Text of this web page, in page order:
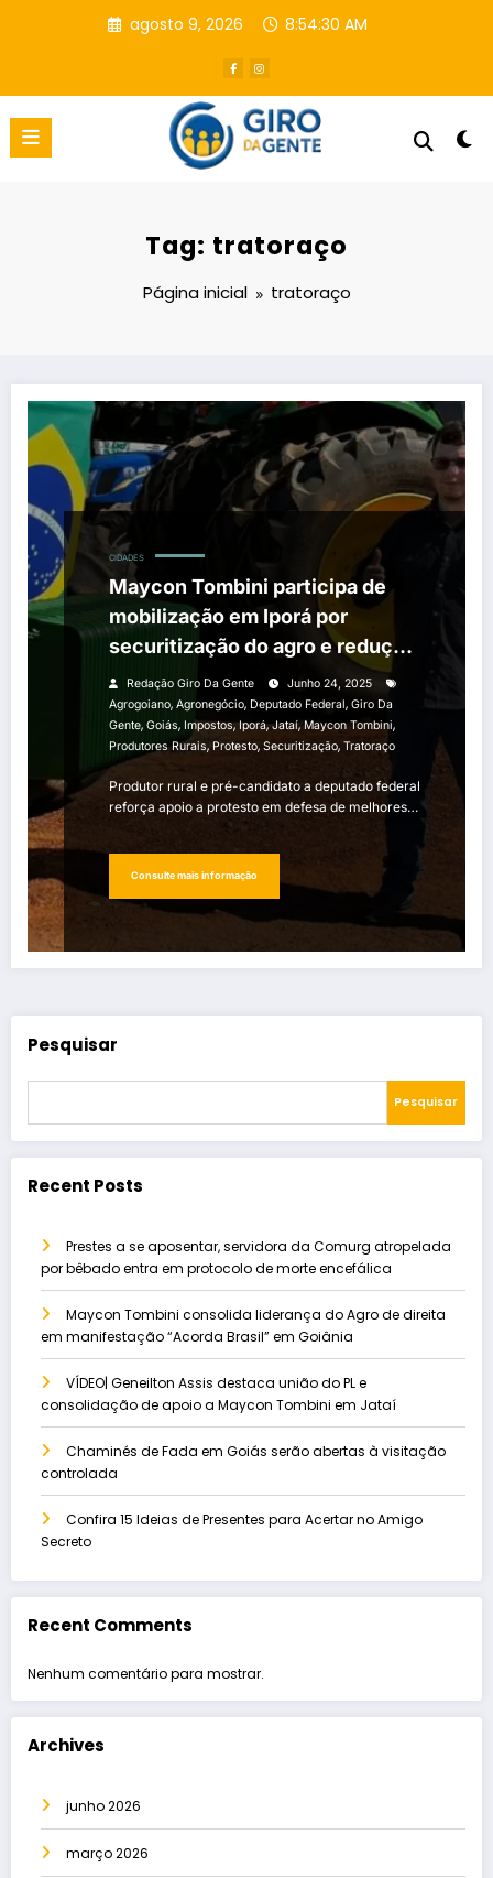
agosto 9, 2026 8:54:31 AM
Tag: tratoraço
Página inicial tratoraço
CIDADES
Maycon Tombini participa de
mobilização em Iporá por
securitização do agro e redução
de impostos
Redação Giro Da Gente
Junho 24, 2025
Agrogoiano, Agronegócio, Deputado Federal, Giro Da
Gente, Goiás, Impostos,Iporá,Jataí,Maycon Tombini,
Produtores Rurais, Protesto, Securitização, Tratoraço
Produtor rural e pré-candidato a deputado federal
reforça apoio a protesto em defesa de melhores…
Consulte mais informação
Pesquisar
Pesquisar
Recent Posts
Prestes a se aposentar, servidora da Comurg atropelada
por bêbado entra em protocolo de morte encefálica
Maycon Tombini consolida liderança do Agro de direita
em manifestação “Acorda Brasil” em Goiânia
VÍDEO| Geneilton Assis destaca união do PL e
consolidação de apoio a Maycon Tombini em Jataí
Chaminés de Fada em Goiás serão abertas à visitação
controlada
Confira 15 Ideias de Presentes para Acertar no Amigo
Secreto
Recent Comments
Nenhum comentário para mostrar.
Archives
junho 2026
março 2026